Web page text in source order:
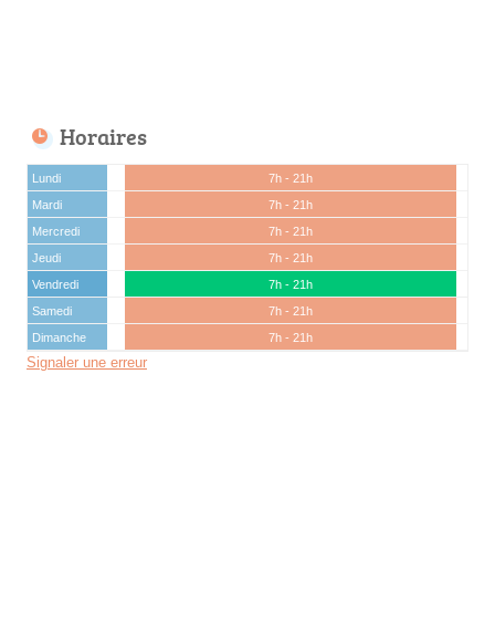
Horaires
Lundi
7h - 21h
Mardi
7h - 21h
Mercredi
7h - 21h
Jeudi
7h - 21h
Vendredi
7h - 21h
Samedi
7h - 21h
Dimanche
7h - 21h
Signaler une erreur